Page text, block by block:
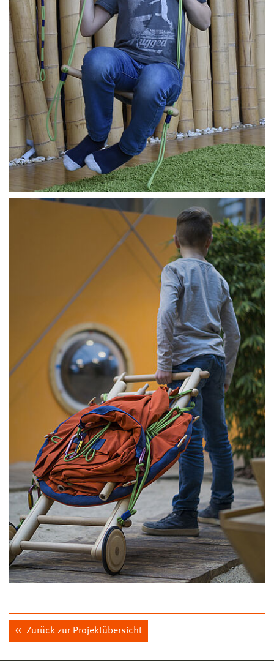
Zurück zur Projektübersicht